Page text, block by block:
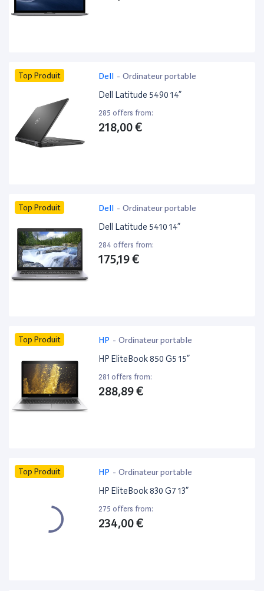
Top Produit Dell - Ordinateur portable
Dell Latitude 5490 14”
285 offers from:
218,00 €
Top Produit Dell - Ordinateur portable
Dell Latitude 5410 14”
284 offers from:
175,19 €
Top Produit HP - Ordinateur portable
HP EliteBook 850 G5 15”
281 offers from:
288,89 €
Top Produit HP - Ordinateur portable
HP EliteBook 830 G7 13”
275 offers from:
234,00 €